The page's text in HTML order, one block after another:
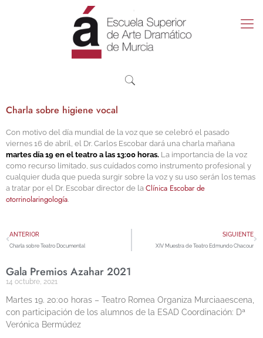
Charla sobre higiene vocal
Con motivo del día mundial de la voz que se celebró el pasado
viernes 16 de abril, el Dr. Carlos Escobar dará una charla mañana
martes día 19 en el teatro a las 13:00 horas. La importancia de la voz
como recurso limitado, sus cuídados como instrumento profesional y
cualquier duda que pueda surgir sobre la voz y su uso serán los temas
a tratar por el Dr. Escobar director de la Clínica Escobar de
otorrinolaringología.
ANTERIOR
Charla sobre Teatro Documental
SIGUIENTE
XIV Muestra de Teatro Edmundo Chacour
Gala Premios Azahar 2021
14 octubre, 2021
Martes 19. 20:00 horas – Teatro Romea Organiza Murciaaescena,
con participación de los alumnos de la ESAD Coordinación: Dª
Verónica Bermúdez